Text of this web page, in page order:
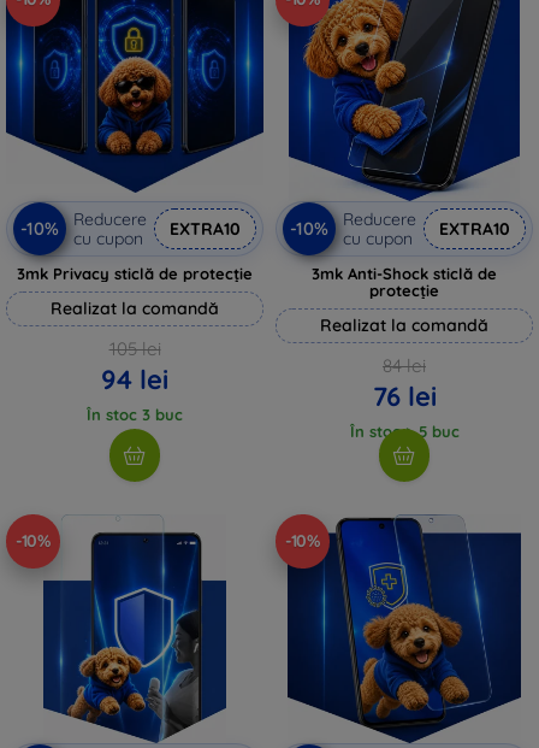
-10%
Reducere
cu cupon
EXTRA10
3mk Privacy sticlă de protecție
Realizat la comandă
105 lei
94 lei
În stoc 3 buc
-10%
Reducere
cu cupon
EXTRA10
3mk Anti-Shock sticlă de
protecție
Realizat la comandă
84 lei
76 lei
În stoc > 5 buc
-10% -10%